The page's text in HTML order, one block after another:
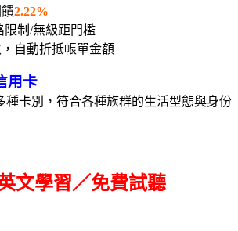
2.22%
限制/無級距門檻
自動折抵帳單金額
用卡
種卡別，符合各種族群的生活型態與身份
文學習／免費試聽